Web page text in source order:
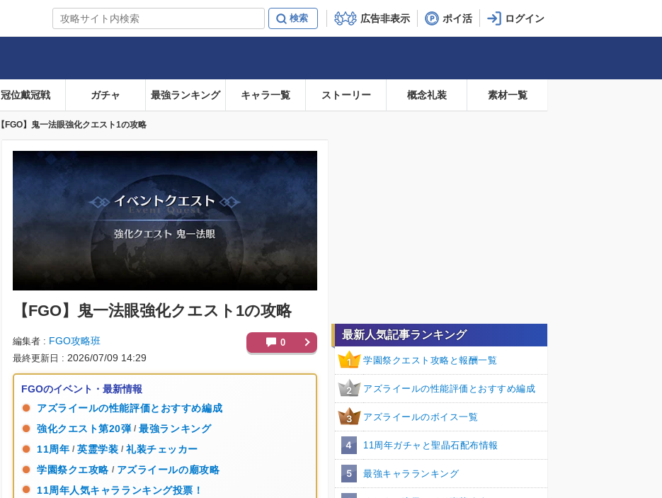
広告非表示 ポイ活
冠位戴冠戦 ガチャ 最強ランキング キャラ一覧 ストーリー 概念礼装 素材一覧
【FGO】鬼一法眼強化クエスト1の攻略
【FGO】 鬼一法眼強化クエスト1の攻略
編集者 FGO攻略班
最終更新日 2026/07/09 14:29
0
FGOのイベント・最新情報
アズライールの性能評価とおすすめ編成
強化クエスト第20弾 / 最強ランキング
11周年 / 英霊学装 / 礼装チェッカー
学園祭クエ攻略 / アズライールの廟攻略
11周年人気キャラランキング投票！
最新人気記事ランキング
1 学園祭クエスト攻略と報酬一覧
2 アズライールの性能評価とおすすめ編成
3 アズライールのボイス一覧
4 11周年ガチャと聖晶石配布情報
5 最強キャラランキング